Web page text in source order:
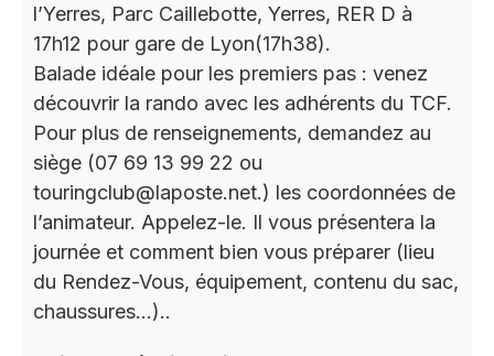
l’Yerres, Parc Caillebotte, Yerres, RER D à
17h12 pour gare de Lyon(17h38).
Balade idéale pour les premiers pas : venez
découvrir la rando avec les adhérents du TCF.
Pour plus de renseignements, demandez au
siège (07 69 13 99 22 ou
touringclub@laposte.net.) les coordonnées de
l’animateur. Appelez-le. Il vous présentera la
journée et comment bien vous préparer (lieu
du Rendez-Vous, équipement, contenu du sac,
chaussures…)..